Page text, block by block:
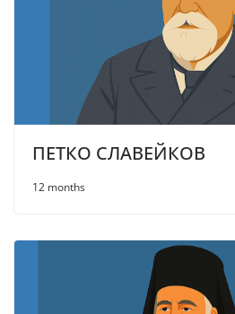
ПЕТКО СЛАВЕЙКОВ
12 months